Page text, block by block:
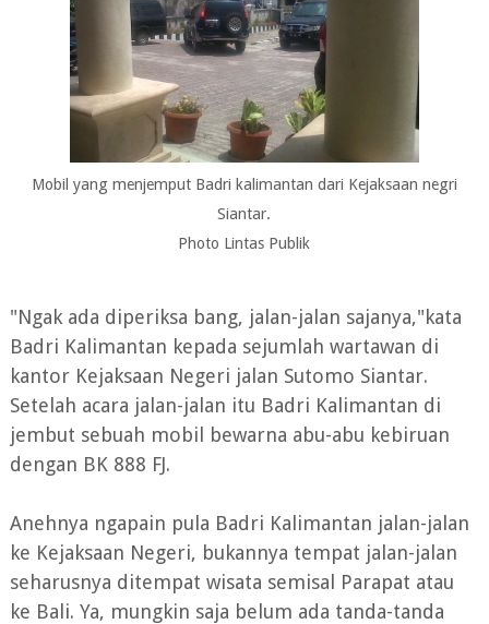
Mobil yang menjemput Badri kalimantan dari Kejaksaan negri
Siantar.
Photo Lintas Publik
"Ngak ada diperiksa bang, jalan-jalan sajanya,"kata
Badri Kalimantan kepada sejumlah wartawan di
kantor Kejaksaan Negeri jalan Sutomo Siantar.
Setelah acara jalan-jalan itu Badri Kalimantan di
jembut sebuah mobil bewarna abu-abu kebiruan
dengan BK 888 FJ.
Anehnya ngapain pula Badri Kalimantan jalan-jalan
ke Kejaksaan Negeri, bukannya tempat jalan-jalan
seharusnya ditempat wisata semisal Parapat atau
ke Bali. Ya, mungkin saja belum ada tanda-tanda